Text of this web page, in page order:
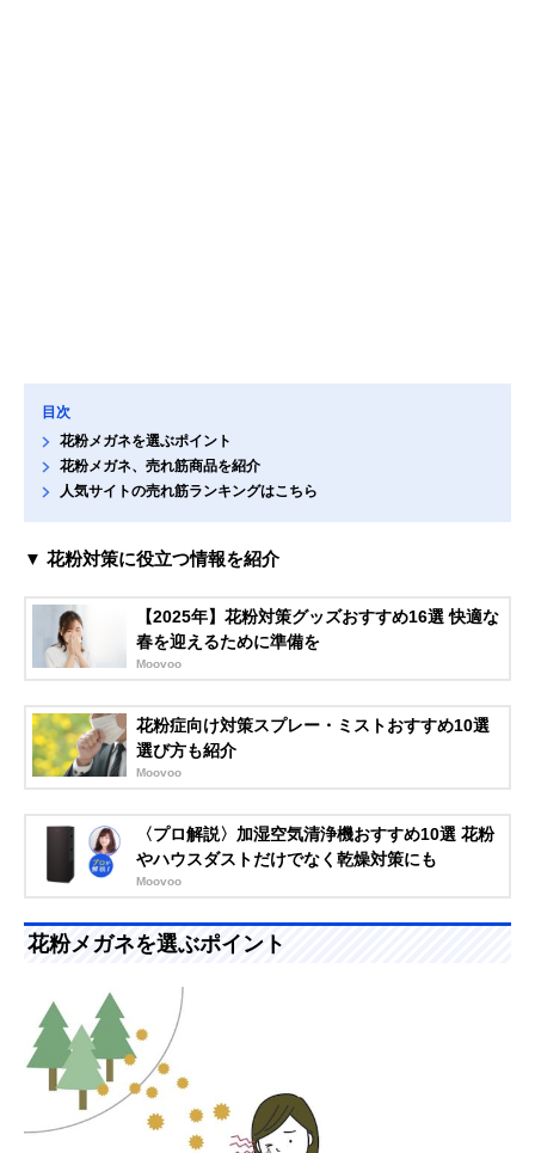
目次
花粉メガネを選ぶポイント
花粉メガネ、売れ筋商品を紹介
人気サイトの売れ筋ランキングはこちら
▼ 花粉対策に役立つ情報を紹介
【2025年】花粉対策グッズおすすめ16選 快適な
春を迎えるために準備を
Moovoo
花粉症向け対策スプレー・ミストおすすめ10選
選び方も紹介
Moovoo
〈プロ解説〉加湿空気清浄機おすすめ10選 花粉
やハウスダストだけでなく乾燥対策にも
Moovoo
花粉メガネを選ぶポイント